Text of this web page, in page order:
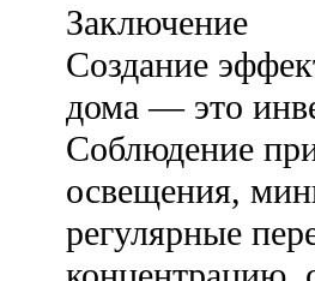
Заключение
Создание
дома — это
Соблюдение
освещения,
регулярные